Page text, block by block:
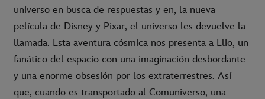
universo en busca de respuestas y en, la nueva
película de Disney y Pixar, el universo les devuelve la
llamada. Esta aventura cósmica nos presenta a Elio, un
fanático del espacio con una imaginación desbordante
y una enorme obsesión por los extraterrestres. Así
que, cuando es transportado al Comuniverso, una